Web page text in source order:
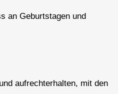
an Geburtstagen und
aufrechterhalten, mit den